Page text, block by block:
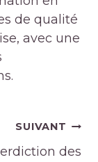
de qualité
avec une
SUIVANT
des